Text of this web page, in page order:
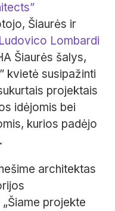
Šiaurės ir
Ludovico Lombardi
Šiaurės šalys,
kvietė susipažinti
projektais
idėjomis bei
kurios padėjo
architektas
„Šiame projekte